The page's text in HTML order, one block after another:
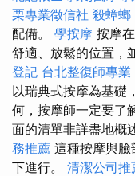
栗專業徵信社 殺蟑螂
配備。 學按摩 按摩
舒適、放鬆的位置，
登記 台北整復師專業
以瑞典式按摩為基礎
何，按摩師一定要了
面的清單非詳盡地概
務推薦 這種按摩與
下進行。 清潔公司推